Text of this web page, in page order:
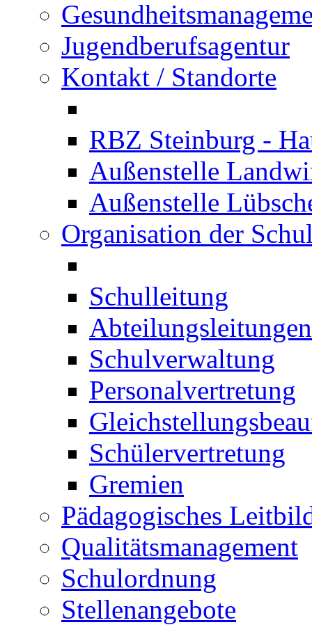
Jugendberufsagentur
Kontakt / Standorte
RBZ Steinburg -
Außenstelle
Außenstelle
Organisation der
Schulleitung
Abteilungsleitungen
Schulverwaltung
Personalvertretung
Schülervertretung
Gremien
Pädagogisches
Qualitätsmanagement
Schulordnung
Stellenangebote